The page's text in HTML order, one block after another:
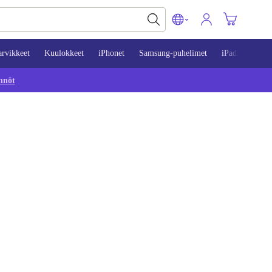
Kuulokkeet iPhonet Samsung-puhelimet iPadit